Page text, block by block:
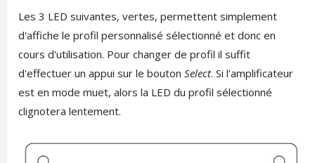
Les 3 LED suivantes, vertes, permettent simplement
d'affiche le profil personnalisé sélectionné et donc en
cours d'utilisation. Pour changer de profil il suffit
d'effectuer un appui sur le bouton Select. Si l'amplificateur
est en mode muet, alors la LED du profil sélectionné
clignotera lentement.